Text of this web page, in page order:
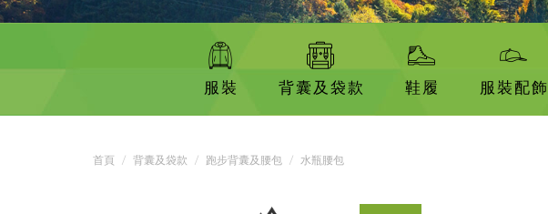
服裝 背囊及袋款 鞋履 服裝配飾
首頁 背囊及袋款 跑步背囊及腰包 水瓶腰包